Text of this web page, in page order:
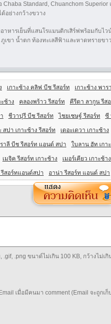
Standard, Chuanchom Superior
อย่างกว้างขวาง
าหารเย็นที่แสนโรแมนติกเสิร์ฟพร้อมกับไว
เขา น้ำตก ท้องทะเลสีฟ้าและหาดทรายขา
เกาะช้าง คลิฟ บีช รีสอร์ท เกาะช้าง พา
ช้าง คลองพร้าว รีสอร์ท คีรีตา ลากูน รีส
ชีวาปุรี บีช รีสอร์ท ไชยเชษฐ์ รีสอร์ท ซี
สปา เกาะช้าง รีสอร์ท เดอะเดวา เกาะช้าง
าลี บีช รีสอร์ท แอนด์ สปา ใบลาน ฮัท เกา
เมจิค รีสอร์ท เกาะช้าง เมอร์เคียว เกาะช้า
รีสอร์ทแอนด์สปา อาน่า รีสอร์ท แอนด์ สปา
.gif, .png ขนาด์ไม่เกิน 100 KB, กว้างไม่เกิ
เมื่อมีคนมา comment (Email จะถูกเก็